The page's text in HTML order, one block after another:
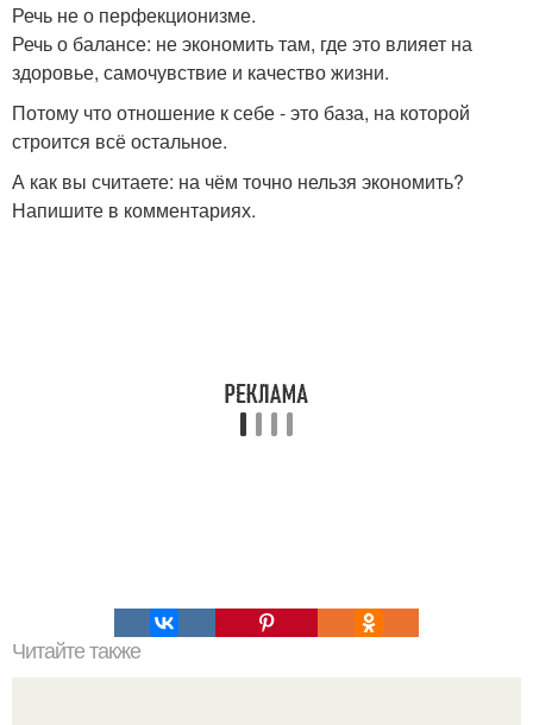
Речь не о перфекционизме.
Речь о балансе: не экономить там, где это влияет на
здоровье, самочувствие и качество жизни.
Потому что отношение к себе - это база, на которой
строится всё остальное.
А как вы считаете: на чём точно нельзя экономить?
Напишите в комментариях.
Читайте также